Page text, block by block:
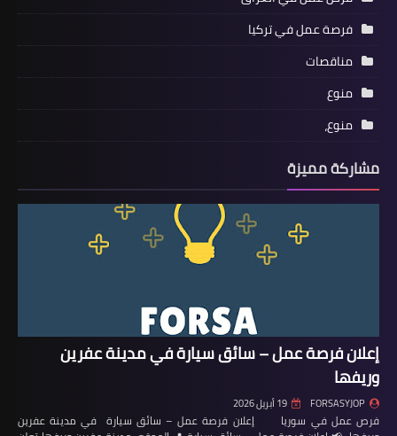
فرصة عمل في تركيا
مناقصات
منوع
منوع،
مشاركة مميزة
إعلان فرصة عمل – سائق سيارة في مدينة عفرين
وريفها
FORSASYJOP 19 أبريل 2026
فرص عمل في سوريا إعلان فرصة عمل – سائق سيارة في مدينة عفرين